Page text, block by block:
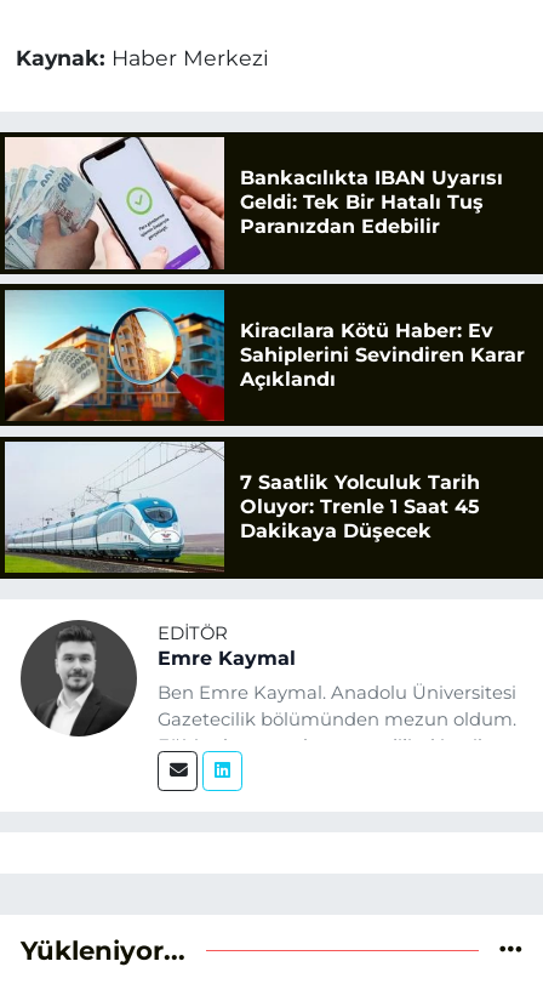
Kaynak: Haber Merkezi
Bankacılıkta IBAN Uyarısı
Geldi: Tek Bir Hatalı Tuş
Paranızdan Edebilir
Kiracılara Kötü Haber: Ev
Sahiplerini Sevindiren Karar
Açıklandı
7 Saatlik Yolculuk Tarih
Oluyor: Trenle 1 Saat 45
Dakikaya Düşecek
EDITÖR
Emre Kaymal
Ben Emre Kaymal. Anadolu Üniversitesi
Gazetecilik bölümünden mezun oldum.
Eğitim hayatım boyunca dijital içerik
üretimi ve arama motoru
Yükleniyor...